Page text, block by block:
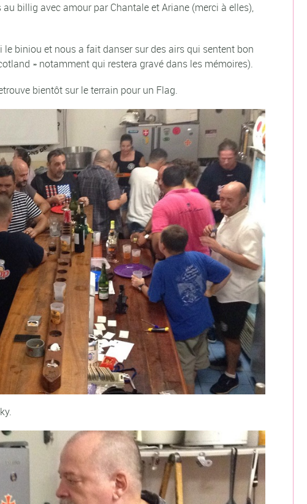
billig avec amour par Chantale et Ariane (merci à elles),
biniou et nous a fait danser sur des airs qui sentent bon
» notamment qui restera gravé dans les mémoires).
bientôt sur le terrain pour un Flag.